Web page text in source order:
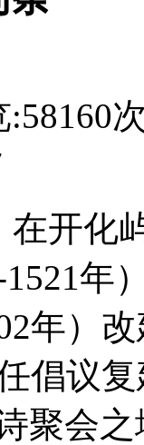
在开化
年
年）
倡议
聚会